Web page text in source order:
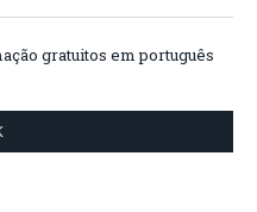
gratuitos em português